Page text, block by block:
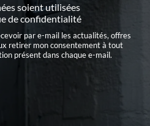
soient utilisées
de confidentialité
par e-mail les actualités, offres
retirer mon consentement à tout
présent dans chaque e-mail.